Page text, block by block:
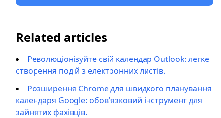
Related articles
Революціонізуйте свій календар Outlook: легке
створення подій з електронних листів.
Розширення Chrome для швидкого планування
календаря Google: обов'язковий інструмент для
зайнятих фахівців.